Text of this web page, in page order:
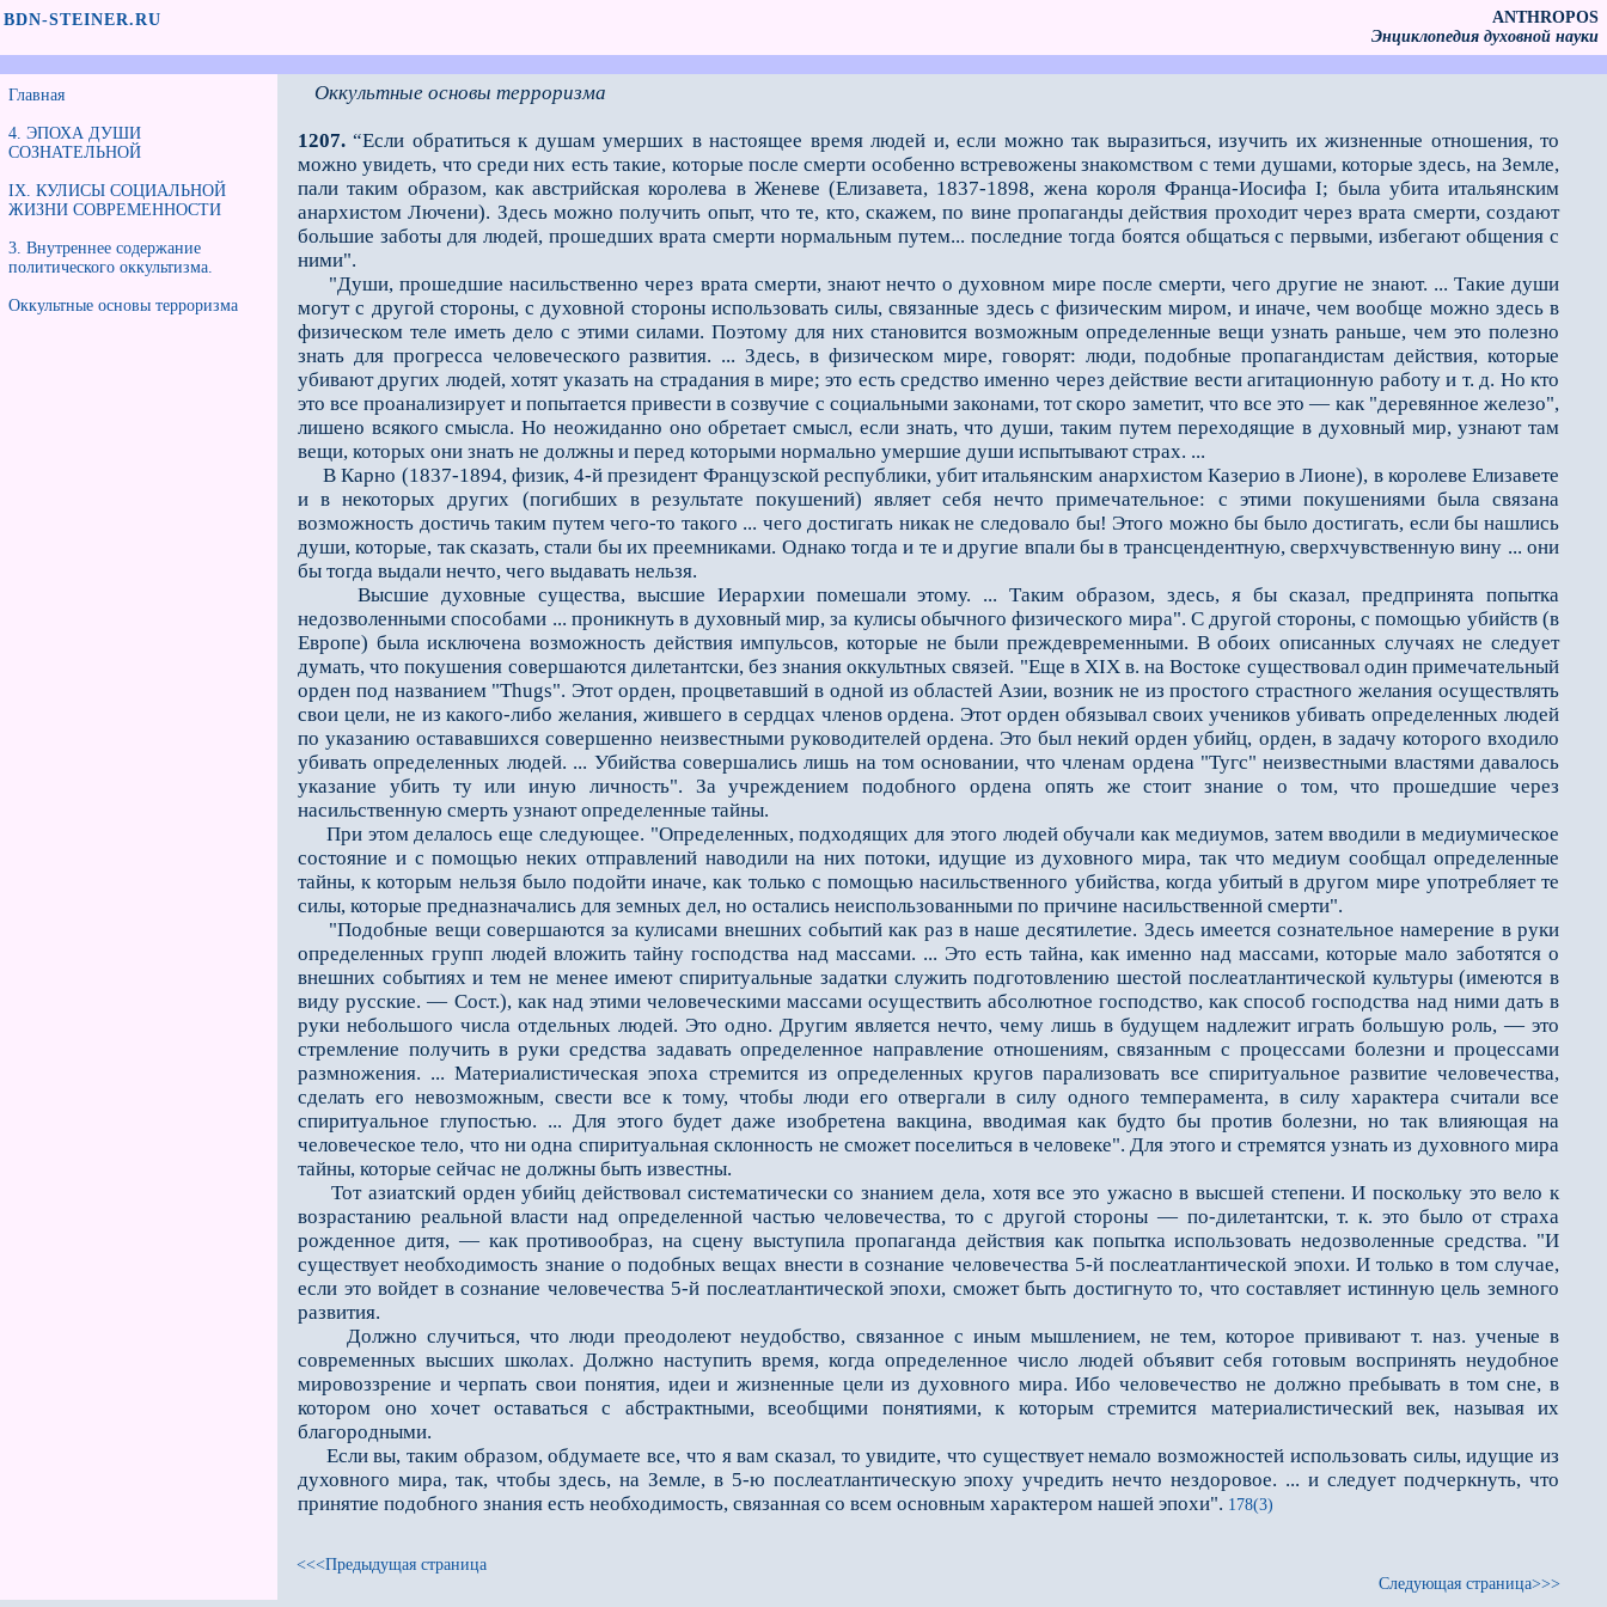
BDN-STEINER.RU
ANTHROPOS
Энциклопедия духовной науки
Главная
4. ЭПОХА ДУШИ
СОЗНАТЕЛЬНОЙ
IX. КУЛИСЫ СОЦИАЛЬНОЙ
ЖИЗНИ СОВРЕМЕННОСТИ
3. Внутреннее содержание
политического оккультизма.
Оккультные основы терроризма
Оккультные основы терроризма
1207. “Если обратиться к душам умерших в настоящее время людей и, если можно так выразиться, изучить их жизненные отношения, то
можно увидеть, что среди них есть такие, которые после смерти особенно встревожены знакомством с теми душами, которые здесь, на Земле,
пали таким образом, как австрийская королева в Женеве (Елизавета, 1837-1898, жена короля Франца-Иосифа I; была убита итальянским
анархистом Лючени). Здесь можно получить опыт, что те, кто, скажем, по вине пропаганды действия проходит через врата смерти, создают
большие заботы для людей, прошедших врата смерти нормальным путем... последние тогда боятся общаться с первыми, избегают общения с
ними".
"Души, прошедшие насильственно через врата смерти, знают нечто о духовном мире после смерти, чего другие не знают. ... Такие души
могут с другой стороны, с духовной стороны использовать силы, связанные здесь с физическим миром, и иначе, чем вообще можно здесь в
физическом теле иметь дело с этими силами. Поэтому для них становится возможным определенные вещи узнать раньше, чем это полезно
знать для прогресса человеческого развития. ... Здесь, в физическом мире, говорят: люди, подобные пропагандистам действия, которые
убивают других людей, хотят указать на страдания в мире; это есть средство именно через действие вести агитационную работу и т. д. Но кто
это все проанализирует и попытается привести в созвучие с социальными законами, тот скоро заметит, что все это — как "деревянное железо",
лишено всякого смысла. Но неожиданно оно обретает смысл, если знать, что души, таким путем переходящие в духовный мир, узнают там
вещи, которых они знать не должны и перед которыми нормально умершие души испытывают страх. ...
В Карно (1837-1894, физик, 4-й президент Французской республики, убит итальянским анархистом Казерио в Лионе), в королеве Елизавете
и в некоторых других (погибших в результате покушений) являет себя нечто примечательное: с этими покушениями была связана
возможность достичь таким путем чего-то такого ... чего достигать никак не следовало бы! Этого можно бы было достигать, если бы нашлись
души, которые, так сказать, стали бы их преемниками. Однако тогда и те и другие впали бы в трансцендентную, сверхчувственную вину ... они
бы тогда выдали нечто, чего выдавать нельзя.
Высшие духовные существа, высшие Иерархии помешали этому. ... Таким образом, здесь, я бы сказал, предпринята попытка
недозволенными способами ... проникнуть в духовный мир, за кулисы обычного физического мира". С другой стороны, с помощью убийств (в
Европе) была исключена возможность действия импульсов, которые не были преждевременными. В обоих описанных случаях не следует
думать, что покушения совершаются дилетантски, без знания оккультных связей. "Еще в XIX в. на Востоке существовал один примечательный
орден под названием "Тhugs". Этот орден, процветавший в одной из областей Азии, возник не из простого страстного желания осуществлять
свои цели, не из какого-либо желания, жившего в сердцах членов ордена. Этот орден обязывал своих учеников убивать определенных людей
по указанию остававшихся совершенно неизвестными руководителей ордена. Это был некий орден убийц, орден, в задачу которого входило
убивать определенных людей. ... Убийства совершались лишь на том основании, что членам ордена "Тугс" неизвестными властями давалось
указание убить ту или иную личность". За учреждением подобного ордена опять же стоит знание о том, что прошедшие через
насильственную смерть узнают определенные тайны.
При этом делалось еще следующее. "Определенных, подходящих для этого людей обучали как медиумов, затем вводили в медиумическое
состояние и с помощью неких отправлений наводили на них потоки, идущие из духовного мира, так что медиум сообщал определенные
тайны, к которым нельзя было подойти иначе, как только с помощью насильственного убийства, когда убитый в другом мире употребляет те
силы, которые предназначались для земных дел, но остались неиспользованными по причине насильственной смерти".
"Подобные вещи совершаются за кулисами внешних событий как раз в наше десятилетие. Здесь имеется сознательное намерение в руки
определенных групп людей вложить тайну господства над массами. ... Это есть тайна, как именно над массами, которые мало заботятся о
внешних событиях и тем не менее имеют спиритуальные задатки служить подготовлению шестой послеатлантической культуры (имеются в
виду русские. — Сост.), как над этими человеческими массами осуществить абсолютное господство, как способ господства над ними дать в
руки небольшого числа отдельных людей. Это одно. Другим является нечто, чему лишь в будущем надлежит играть большую роль, — это
стремление получить в руки средства задавать определенное направление отношениям, связанным с процессами болезни и процессами
размножения. ... Материалистическая эпоха стремится из определенных кругов парализовать все спиритуальное развитие человечества,
сделать его невозможным, свести все к тому, чтобы люди его отвергали в силу одного темперамента, в силу характера считали все
спиритуальное глупостью. ... Для этого будет даже изобретена вакцина, вводимая как будто бы против болезни, но так влияющая на
человеческое тело, что ни одна спиритуальная склонность не сможет поселиться в человеке". Для этого и стремятся узнать из духовного мира
тайны, которые сейчас не должны быть известны.
Тот азиатский орден убийц действовал систематически со знанием дела, хотя все это ужасно в высшей степени. И поскольку это вело к
возрастанию реальной власти над определенной частью человечества, то с другой стороны — по-дилетантски, т. к. это было от страха
рожденное дитя, — как противообраз, на сцену выступила пропаганда действия как попытка использовать недозволенные средства. "И
существует необходимость знание о подобных вещах внести в сознание человечества 5-й послеатлантической эпохи. И только в том случае,
если это войдет в сознание человечества 5-й послеатлантической эпохи, сможет быть достигнуто то, что составляет истинную цель земного
развития.
Должно случиться, что люди преодолеют неудобство, связанное с иным мышлением, не тем, которое прививают т. наз. ученые в
современных высших школах. Должно наступить время, когда определенное число людей объявит себя готовым воспринять неудобное
мировоззрение и черпать свои понятия, идеи и жизненные цели из духовного мира. Ибо человечество не должно пребывать в том сне, в
котором оно хочет оставаться с абстрактными, всеобщими понятиями, к которым стремится материалистический век, называя их
благородными.
Если вы, таким образом, обдумаете все, что я вам сказал, то увидите, что существует немало возможностей использовать силы, идущие из
духовного мира, так, чтобы здесь, на Земле, в 5-ю послеатлантическую эпоху учредить нечто нездоровое. ... и следует подчеркнуть, что
принятие подобного знания есть необходимость, связанная со всем основным характером нашей эпохи". 178(3)
<<<Предыдущая страница
Следующая страница>>>